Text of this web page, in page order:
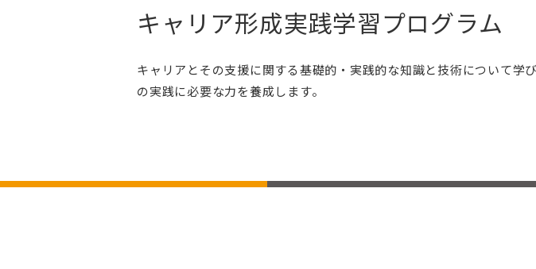
キャリア形成実践学習プログラム
キャリアとその支援に関する基礎的・実践的な知識と技術について
の実践に必要な力を養成します。